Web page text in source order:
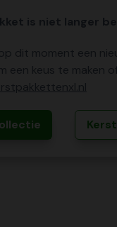
is niet langer
dit moment een
een keus te maken